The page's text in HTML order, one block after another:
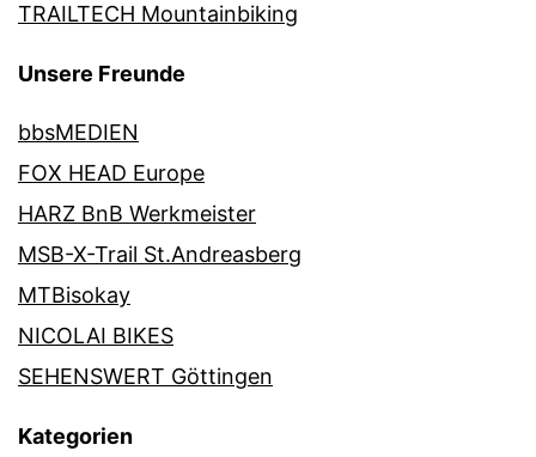
TRAILTECH Mountainbiking
Unsere Freunde
bbsMEDIEN
FOX HEAD Europe
HARZ BnB Werkmeister
MSB-X-Trail St.Andreasberg
MTBisokay
NICOLAI BIKES
SEHENSWERT Göttingen
Kategorien